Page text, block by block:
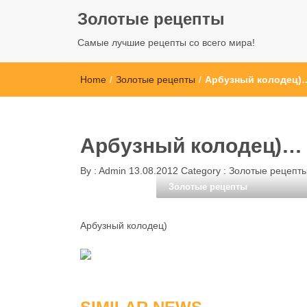
Золотые рецепты
Самые лучшие рецепты со всего мира!
Home / Золотые рецепты / Арбузный
Арбузный колодец)…
By : Admin 13.08.2012 Category : Золотые
Золотые рецепты
Арбузный колодец)